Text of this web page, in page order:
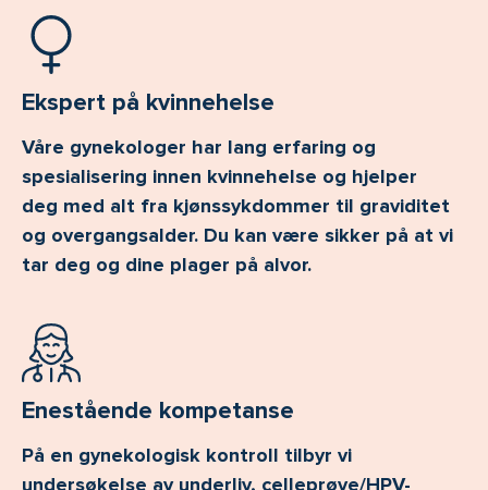
Ekspert på kvinnehelse
Våre gynekologer har lang erfaring og
spesialisering innen kvinnehelse og hjelper
deg med alt fra kjønssykdommer til graviditet
og overgangsalder. Du kan være sikker på at vi
tar deg og dine plager på alvor.
Enestående kompetanse
På en gynekologisk kontroll tilbyr vi
undersøkelse av underliv, celleprøve/HPV-